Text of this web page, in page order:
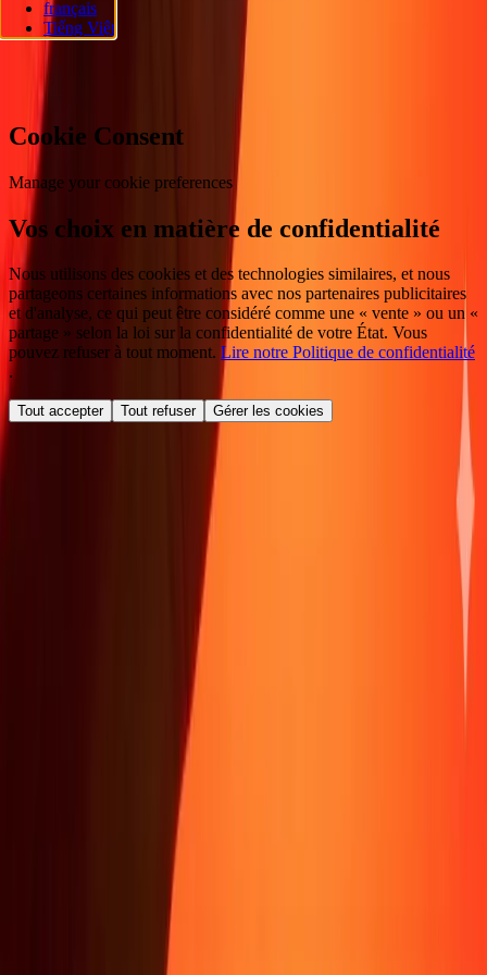
réservés.
Préférences en matière de cookies
français
Tiếng Việt
Cookie Consent
Manage your cookie preferences
Vos choix en matière de confidentialité
Nous utilisons des cookies et des technologies similaires, et nous
partageons certaines informations avec nos partenaires publicitaires
et d'analyse, ce qui peut être considéré comme une « vente » ou un «
partage » selon la loi sur la confidentialité de votre État. Vous
pouvez refuser à tout moment. Lire notre Politique de confidentialité
.
Tout accepter Tout refuser Gérer les cookies